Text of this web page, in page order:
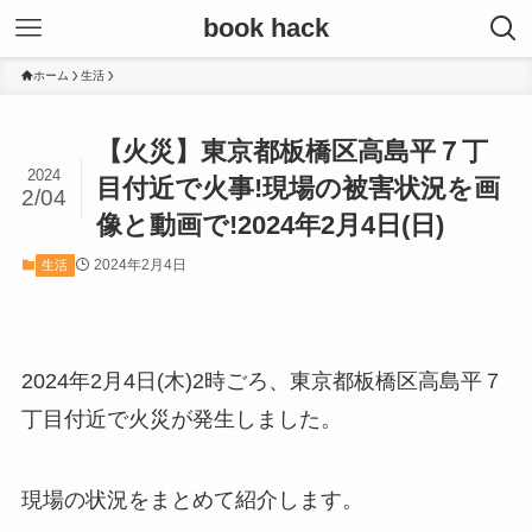
book hack
ホーム 生活
【火災】東京都板橋区高島平７丁
目付近で火事!現場の被害状況を画
像と動画で!2024年2月4日(日)
2024
2/04
生活 2024年2月4日
2024年2月4日(木)2時ごろ、東京都板橋区高島平７
丁目付近で火災が発生しました。
現場の状況をまとめて紹介します。